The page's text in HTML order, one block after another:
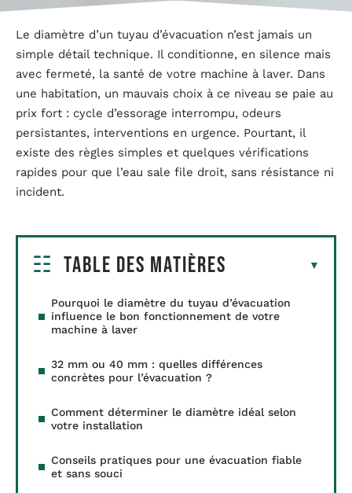
Le diamètre d’un tuyau d’évacuation n’est jamais un
simple détail technique. Il conditionne, en silence mais
avec fermeté, la santé de votre machine à laver. Dans
une habitation, un mauvais choix à ce niveau se paie au
prix fort : cycle d’essorage interrompu, odeurs
persistantes, interventions en urgence. Pourtant, il
existe des règles simples et quelques vérifications
rapides pour que l’eau sale file droit, sans résistance ni
incident.
Table des matières
Pourquoi le diamètre du tuyau d’évacuation
influence le bon fonctionnement de votre
machine à laver
32 mm ou 40 mm : quelles différences
concrètes pour l’évacuation ?
Comment déterminer le diamètre idéal selon
votre installation
Conseils pratiques pour une évacuation fiable
et sans souci